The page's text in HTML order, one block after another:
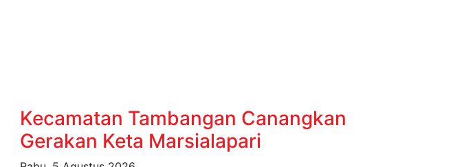
Kecamatan Tambangan Canangkan
Gerakan Keta Marsialapari